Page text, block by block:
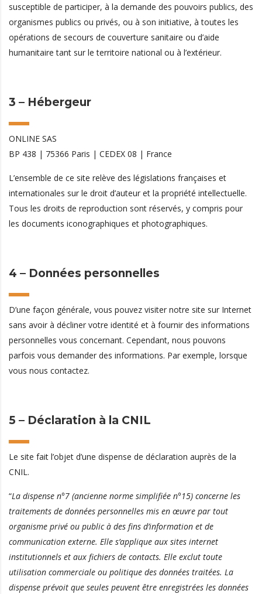
susceptible de participer, à la demande des pouvoirs publics, des
organismes publics ou privés, ou à son initiative, à toutes les
opérations de secours de couverture sanitaire ou d’aide
humanitaire tant sur le territoire national ou à l’extérieur.
3 – Hébergeur
ONLINE SAS
BP 438 | 75366 Paris | CEDEX 08 | France
L’ensemble de ce site relève des législations françaises et
internationales sur le droit d’auteur et la propriété intellectuelle.
Tous les droits de reproduction sont réservés, y compris pour
les documents iconographiques et photographiques.
4 – Données personnelles
D’une façon générale, vous pouvez visiter notre site sur Internet
sans avoir à décliner votre identité et à fournir des informations
personnelles vous concernant. Cependant, nous pouvons
parfois vous demander des informations. Par exemple, lorsque
vous nous contactez.
5 – Déclaration à la CNIL
Le site fait l’objet d’une dispense de déclaration auprès de la
CNIL.
“La dispense n°7 (ancienne norme simplifiée n°15) concerne les
traitements de données personnelles mis en œuvre par tout
organisme privé ou public à des fins d’information et de
communication externe. Elle s’applique aux sites internet
institutionnels et aux fichiers de contacts. Elle exclut toute
utilisation commerciale ou politique des données traitées. La
dispense prévoit que seules peuvent être enregistrées les données